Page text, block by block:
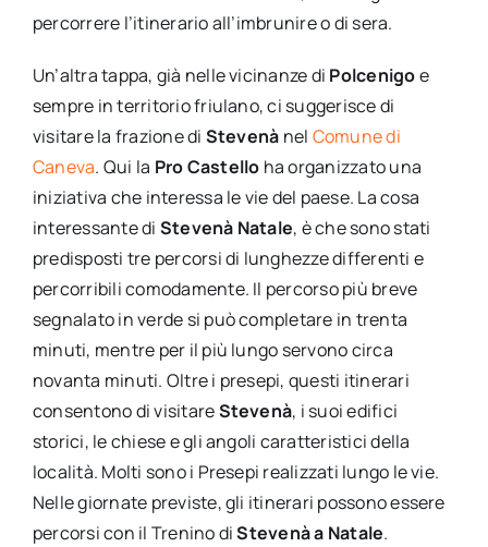
percorrere l’itinerario all’imbrunire o di sera.
Un’altra tappa, già nelle vicinanze di Polcenigoe
sempre in territorio friulano, ci suggerisce di
visitare la frazione di Stevenà nel Comune di
Caneva. Qui la Pro Castello ha organizzato una
iniziativa che interessa le vie del paese. La cosa
interessante di Stevenà Natale, è che sono stati
predisposti tre percorsi di lunghezze differenti e
percorribili comodamente. Il percorso più breve
segnalato in verde si può completare in trenta
minuti, mentre per il più lungo servono circa
novanta minuti. Oltre i presepi, questi itinerari
consentono di visitareStevenà, i suoi edifici
storici, le chiese e gli angoli caratteristici della
località. Molti sono i Presepi realizzati lungo le vie.
Nelle giornate previste, gli itinerari possono essere
percorsi con il Trenino diStevenà a Natale.